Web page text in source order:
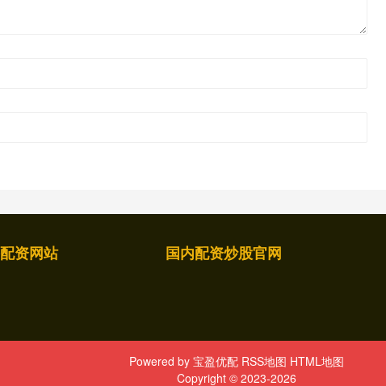
资网站 国内配资炒股官网
Powered by 宝盈优配 RSS地图 HTML地图
Copyright © 2023-2026